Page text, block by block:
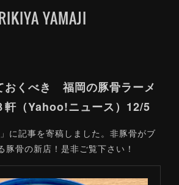
YAMAJI
おくべき 福岡の豚骨ラーメ
軒（Yahoo!ニュース）12/5
に記事を寄稿しました。非豚骨がブ
豚骨の新店！是非ご覧下さい！